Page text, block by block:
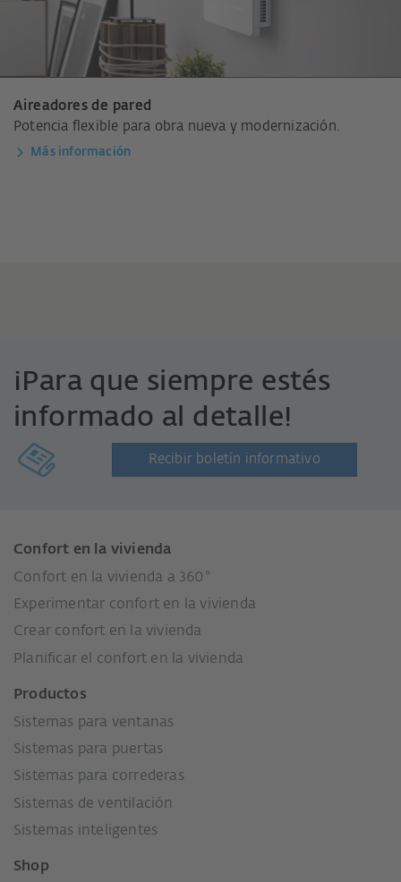
Aireadores de pared
Potencia flexible para obra nueva y modernización.
Más información
¡Para que siempre estés
informado al detalle!
Recibir boletín informativo
Confort en la vivienda
Confort en la vivienda a 360°
Experimentar confort en la vivienda
Crear confort en la vivienda
Planificar el confort en la vivienda
Productos
Sistemas para ventanas
Sistemas para puertas
Sistemas para correderas
Sistemas de ventilación
Sistemas inteligentes
Shop